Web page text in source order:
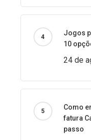
Jogos
10
24 de
Como
fatura
passo